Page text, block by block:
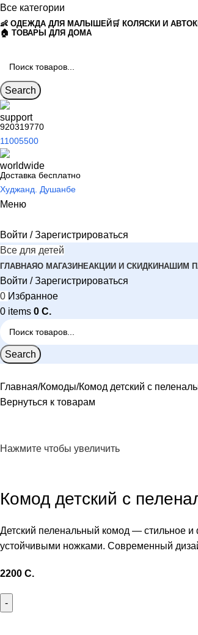
Все категории
👶 ОДЕЖДА ДЛЯ МАЛЫШЕЙ 🛒 КОЛЯСКИ И
🏠 ТОВАРЫ ДЛЯ ДОМА
Search
920319770
11005500
Доставка бесплатно
Худжанд. Душанбе
Меню
Войти / Зарегистрироваться
Все для детей
ГЛАВНАЯО МАГАЗИНЕАКЦИИ И СКИДКИ НАШИМ
Войти / Зарегистрироваться
0 Избранное
0 items 0 C.
Search
Главная Комоды Комод детский с
Вернуться к товарам
Нажмите чтобы увеличить
Комод детский с
Детский пеленальный комод — стильное
устойчивыми ножками. Современный
2200 C.